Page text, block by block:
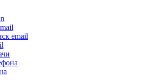
email